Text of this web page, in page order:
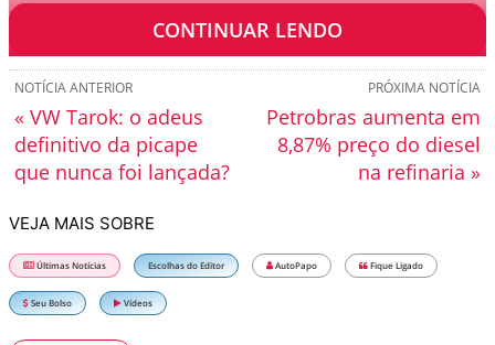
painel.
CONTINUAR LENDO
PRÓXIMA NOTÍCIA
Petrobras aumenta em
8,87% preço do diesel
na refinaria »
NOTÍCIA ANTERIOR
« VW Tarok: o adeus
definitivo da picape
que nunca foi lançada?
VEJA MAIS SOBRE
Últimas Notícias Escolhas do Editor AutoPapo Fique Ligado
Seu Bolso Vídeos